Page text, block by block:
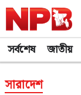
সর্বশেষ জাতীয়
সারাদেশ